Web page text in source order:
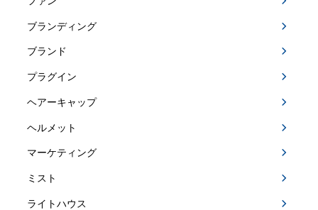
ブランディング
ブランド
プラグイン
ヘアーキャップ
ヘルメット
マーケティング
ミスト
ライトハウス